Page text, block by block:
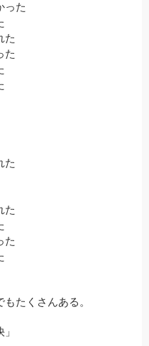
った
た
た
た
た
た
たくさんある。